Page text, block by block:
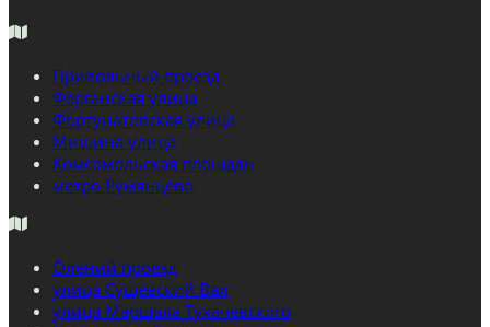
Привольный проезд
Ферганская улица
Фортунатовская улица
Мишина улица
Комсомольская площадь
метро Румянцево
Олений проезд
улица Сущёвский Вал
улица Маршала Тухачевского